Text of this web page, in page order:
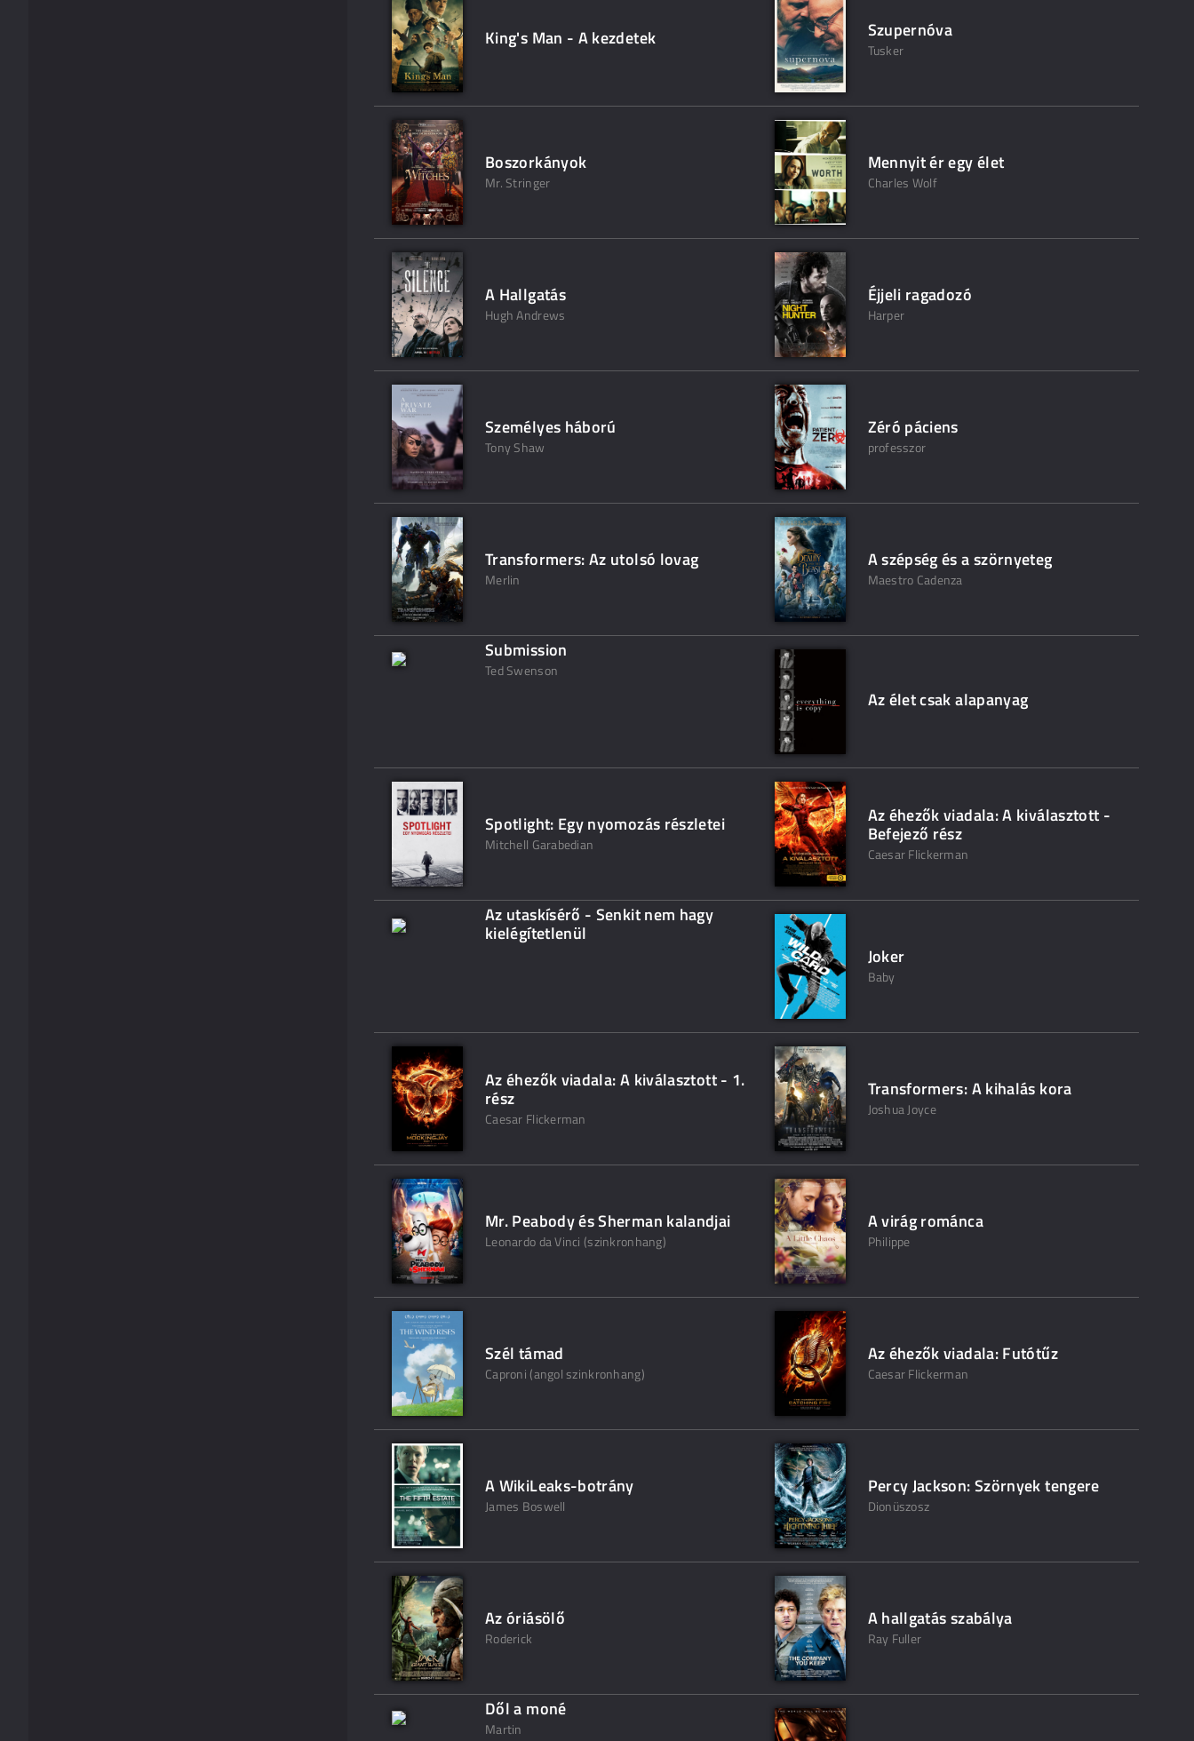
King's Man - A kezdetek Szupernóva
Tusker
Boszorkányok
Mr. Stringer
Mennyit ér egy élet
Charles Wolf
A Hallgatás
Hugh Andrews
Éjjeli ragadozó
Harper
Személyes háború
Tony Shaw
Zéró páciens
professzor
Transformers: Az utolsó lovag
Merlin
A szépség és a szörnyeteg
Maestro Cadenza
Submission
Ted Swenson
Az élet csak alapanyag
Spotlight: Egy nyomozás részletei
Mitchell Garabedian
Az éhezők viadala: A kiválasztott -
Befejező rész
Caesar Flickerman
Az utaskísérő - Senkit nem hagy
kielégítetlenül
Joker
Baby
Az éhezők viadala: A kiválasztott - 1.
rész
Caesar Flickerman
Transformers: A kihalás kora
Joshua Joyce
Mr. Peabody és Sherman kalandjai
Leonardo da Vinci (szinkronhang)
A virág románca
Philippe
Szél támad
Caproni (angol szinkronhang)
Az éhezők viadala: Futótűz
Caesar Flickerman
A WikiLeaks-botrány
James Boswell
Percy Jackson: Szörnyek tengere
Dionüszosz
Az óriásölő
Roderick
A hallgatás szabálya
Ray Fuller
Dől a moné
Martin